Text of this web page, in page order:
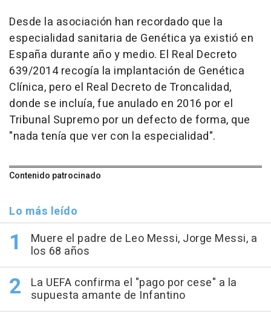
Desde la asociación han recordado que la
especialidad sanitaria de Genética ya existió en
España durante año y medio. El Real Decreto
639/2014 recogía la implantación de Genética
Clínica, pero el Real Decreto de Troncalidad,
donde se incluía, fue anulado en 2016 por el
Tribunal Supremo por un defecto de forma, que
"nada tenía que ver con la especialidad".
Contenido patrocinado
Lo más leído
Muere el padre de Leo Messi, Jorge Messi, a
los 68 años
La UEFA confirma el "pago por cese" a la
supuesta amante de Infantino